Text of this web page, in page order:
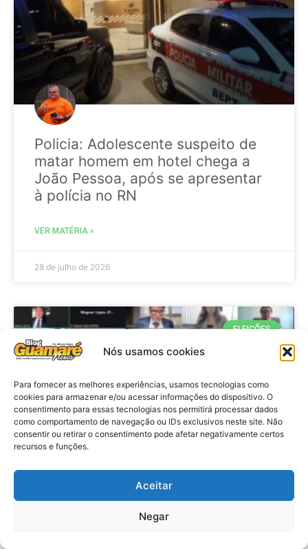
Nós usamos cookies
Para fornecer as melhores experiências, usamos tecnologias como
cookies para armazenar e/ou acessar informações do dispositivo. O
consentimento para essas tecnologias nos permitirá processar dados
como comportamento de navegação ou IDs exclusivos neste site. Não
consentir ou retirar o consentimento pode afetar negativamente certos
recursos e funções.
Aceitar
Negar
Policia: Adolescente suspeito de
matar homem em hotel chega a
João Pessoa, após se apresentar
à polícia no RN
VER MATÉRIA »
28 de julho de 2026
ELEIÇÕES
Eleições 2026: procuradores e
promotores eleitorais realizam
reunião de alinhamento no RN